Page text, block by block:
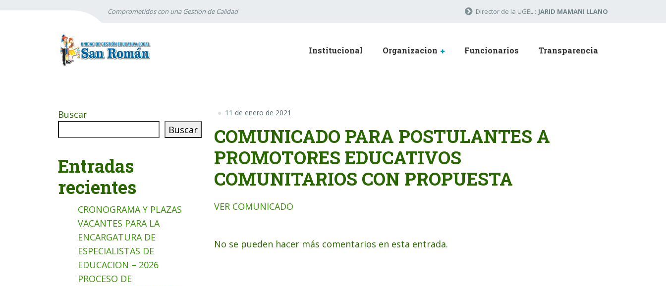
Comprometidos con una Gestion de Calidad Director de la UGEL : JARID MAMANI LLANO
Institucional Organizacion Funcionarios Transparencia
11 de enero de 2021
COMUNICADO PARA POSTULANTES A
PROMOTORES EDUCATIVOS
COMUNITARIOS CON PROPUESTA
VER COMUNICADO
No se pueden hacer más comentarios en esta entrada.
Buscar
Buscar
Entradas
recientes
CRONOGRAMA Y PLAZAS
VACANTES PARA LA
ENCARGATURA DE
ESPECIALISTAS DE
EDUCACION – 2026
PROCESO DE